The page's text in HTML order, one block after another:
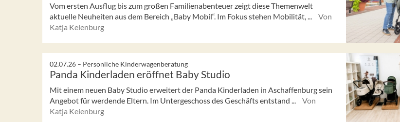
Vom ersten Ausflug bis zum großen Familienabenteuer zeigt diese Themenwelt
aktuelle Neuheiten aus dem Bereich „Baby Mobil“. Im Fokus stehen Mobilität, ...
Von
Katja Keienburg
02.07.26 – Persönliche Kinderwagenberatung
Panda Kinderladen eröffnet Baby Studio
Mit einem neuen Baby Studio erweitert der Panda Kinderladen in Aschaffenburg sein
Angebot für werdende Eltern. Im Untergeschoss des Geschäfts entstand ...
Von
Katja Keienburg